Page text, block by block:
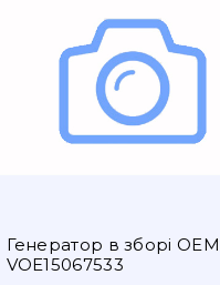
Генератор в зборі OEM
VOE15067533